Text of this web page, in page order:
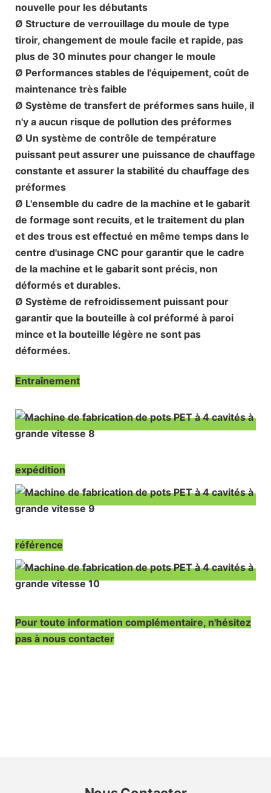
nouvelle pour les débutants
Ø Structure de verrouillage du moule de type
tiroir, changement de moule facile et rapide, pas
plus de 30 minutes pour changer le moule
Ø Performances stables de l'équipement, coût de
maintenance très faible
Ø Système de transfert de préformes sans huile, il
n'y a aucun risque de pollution des préformes
Ø Un système de contrôle de température
puissant peut assurer une puissance de chauffage
constante et assurer la stabilité du chauffage des
préformes
Ø L'ensemble du cadre de la machine et le gabarit
de formage sont recuits, et le traitement du plan
et des trous est effectué en même temps dans le
centre d'usinage CNC pour garantir que le cadre
de la machine et le gabarit sont précis, non
déformés et durables.
Ø Système de refroidissement puissant pour
garantir que la bouteille à col préformé à paroi
mince et la bouteille légère ne sont pas
déformées.
Entraînement
expédition
référence
Pour toute information complémentaire, n'hésitez
pas à nous contacter